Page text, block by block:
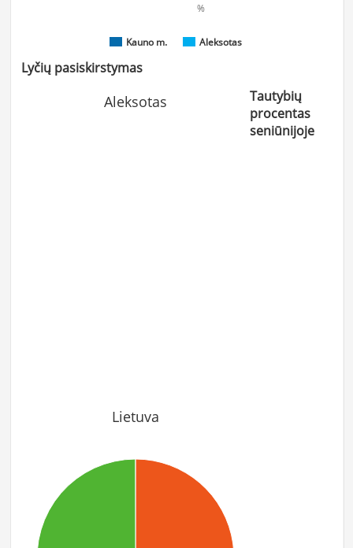
%
Kauno m. Aleksotas
Lyčių pasiskirstymas
Aleksotas
Lietuva
Tautybių
procentas
seniūnijoje